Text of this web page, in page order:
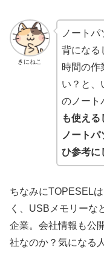
きにねこ
ノート
背になる
時間の作
い？と、
のノート
も使える
ノート
ひ参考に
ちなみにTOPESEL
く、USBメモリーな
企業。会社情報も公
社なのか？気になる